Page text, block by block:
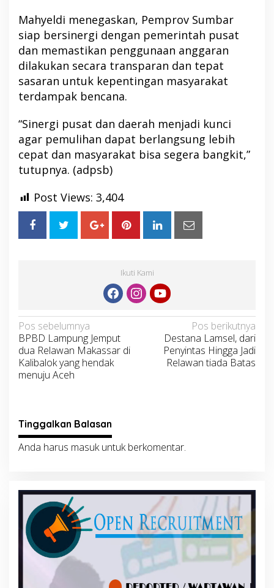
Mahyeldi menegaskan, Pemprov Sumbar
siap bersinergi dengan pemerintah pusat
dan memastikan penggunaan anggaran
dilakukan secara transparan dan tepat
sasaran untuk kepentingan masyarakat
terdampak bencana.
“Sinergi pusat dan daerah menjadi kunci
agar pemulihan dapat berlangsung lebih
cepat dan masyarakat bisa segera bangkit,”
tutupnya. (adpsb)
Post Views: 3,404
Ikuti Kami
Navigasi
pos
Pos sebelumnya
BPBD Lampung Jemput
dua Relawan Makassar di
Kalibalok yang hendak
menuju Aceh
Pos berikutnya
Destana Lamsel, dari
Penyintas Hingga Jadi
Relawan tiada Batas
Tinggalkan Balasan
Anda harus masukuntuk berkomentar.